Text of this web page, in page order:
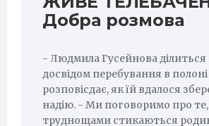
Добра розмова
- Людмила Гусейнова ділиться
досвідом перебування в полоні
розповісдає, як їй вдалося
надію. - Ми поговоримо про
труднощами стикаються